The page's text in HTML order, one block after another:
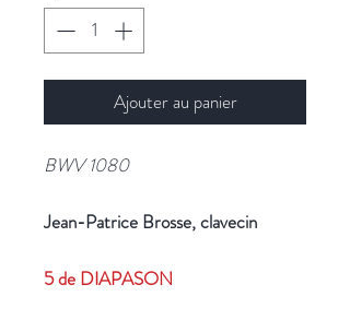
Ajouter au panier
BWV 1080
Jean-Patrice Brosse, clavecin
5 de DIAPASON